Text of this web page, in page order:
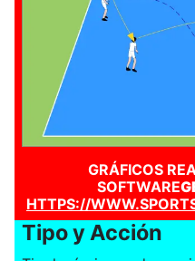
GRÁFICOS
SOFTWARE
HTTPS://
Tipo y Acción